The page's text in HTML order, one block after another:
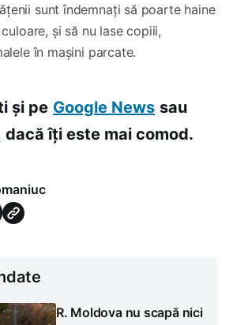
sunt îndemnați să poarte haine
și să nu lase copiii,
în mașini parcate.
și pe Google News sau
dacă îți este mai comod.
R. Moldova nu scapă nici